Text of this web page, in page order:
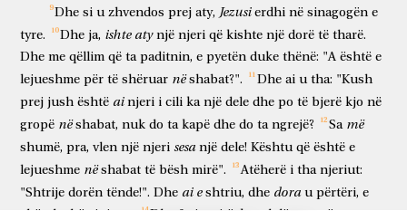
δὲ
por
Ἰησοῦς
Jezusi
γνοὺς,
duke ditur
ἀνεχώρησεν
u tërhoq
ἐκεῖθεν.
prej aty
καὶ
dhe
ἠκολούθησαν
ndoqën
αὐτῷ
atë
πολλοί,
shumë
καὶ
dhe
ἐθεράπευσεν
shëroi
αὐτοὺς
ata
πάντας,
të gjithë
καὶ
dhe
ἐπετίμησεν
paralajmëroi
αὐτοῖς
ata
ἵνα
që
μὴ
mos
φανερὸν
të shfaqur
αὐτὸν
atë
ποιήσωσιν.
të bënin
ἵνα
që
πληρωθῇ
të përmbushej
τὸ
ajo
ῥηθὲν
që u tha
διὰ
nëpërmjet
Ἠσαΐου τοῦ προφήτου λέγοντος,
duke thënë
ἰδοὺ,
ὁ παῖς
shërbëtori
μου
im
ὃν
të cilin
ᾑρέτισα,
zgjodha
ὁ ἀγαπητός
i dashuri
μου
im
εἰς
në
ὃν
të cilin
εὐδόκησεν
gjeti pëlqim
ψυχή
shpirti im
θήσω
do të vë
τὸ
Frymën
μου
tim mbi atë
καὶ
dhe
κρίσιν
drejtësi
τοῖς ἔθνεσιν
kombeve
ἀπαγγελεῖ.
do të njoftojë
οὐκ
nuk
ἐρίσει,
Dhe si u zhvendos prej aty, Jezusi erdhi në sinagogën e
tyre.
Dhe ja, ishte aty një njeri që kishte një dorë të tharë.
Dhe me qëllim që ta paditnin, e pyetën duke thënë: "A është e
lejueshme për të shëruar në shabat?". Dhe ai u tha: "Kush
prej jush është ai njeri i cili ka një dele dhe po të bjerë kjo në
gropë në shabat, nuk do ta kapë dhe do ta ngrejë? Sa më
shumë, pra, vlen një njeri sesa një dele! Kështu që është e
lejueshme në shabat të bësh mirë". Atëherë i tha njeriut:
"Shtrije dorën tënde!". Dhe ai e shtriu, dhe dora u përtëri, e